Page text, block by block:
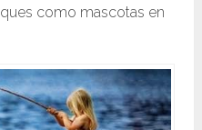
como mascotas en